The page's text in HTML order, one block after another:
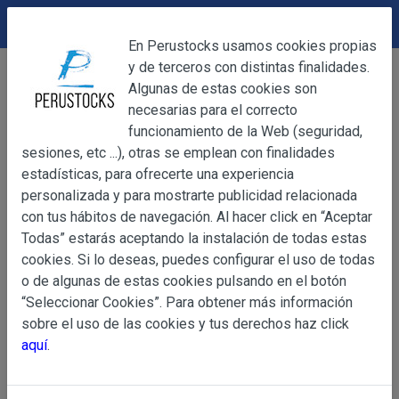
Accesorios
Pasadores de Cabello
Gancho o Pasador de Cabello Tumi y Búho
OBJETO
Información
Básica
sobre
de Datos
OBJETO
Las presentes Condiciones Generales regulan la
web www.perustocks.es, del que es titular ALBERT
YACARINE (en adelante, PERUSTOCKS).
La adquisición de cualesquiera de los productos
DEVOLUCIONES
En Perustocks usamos cookies propias
y de terceros con distintas finalidades.
Algunas de estas cookies son
necesarias para el correcto
funcionamiento de la Web (seguridad,
sesiones, etc ...), otras se emplean con finalidades
estadísticas, para ofrecerte una experiencia
personalizada y para mostrarte publicidad relacionada
con tus hábitos de navegación. Al hacer click en “Aceptar
Todas” estarás aceptando la instalación de todas estas
cookies. Si lo deseas, puedes configurar el uso de todas
o de algunas de estas cookies pulsando en el botón
“Seleccionar Cookies”. Para obtener más información
sobre el uso de las cookies y tus derechos haz click
aquí.